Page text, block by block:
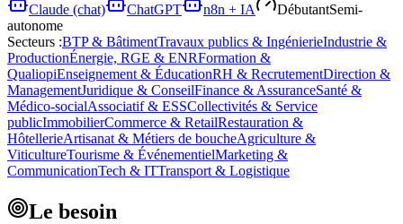
Claude (chat) ChatGPT n8n + IA DébutantSemi-
autonome
Secteurs :BTP & BâtimentTravaux publics & IngénierieIndustrie &
ProductionÉnergie, RGE & ENRFormation &
QualiopiEnseignement & ÉducationRH & RecrutementDirection &
ManagementJuridique & ConseilFinance & AssuranceSanté &
Médico-socialAssociatif & ESSCollectivités & Service
publicImmobilierCommerce & RetailRestauration &
HôtellerieArtisanat & Métiers de boucheAgriculture &
ViticultureTourisme & ÉvénementielMarketing &
CommunicationTech & ITTransport & Logistique
Le besoin